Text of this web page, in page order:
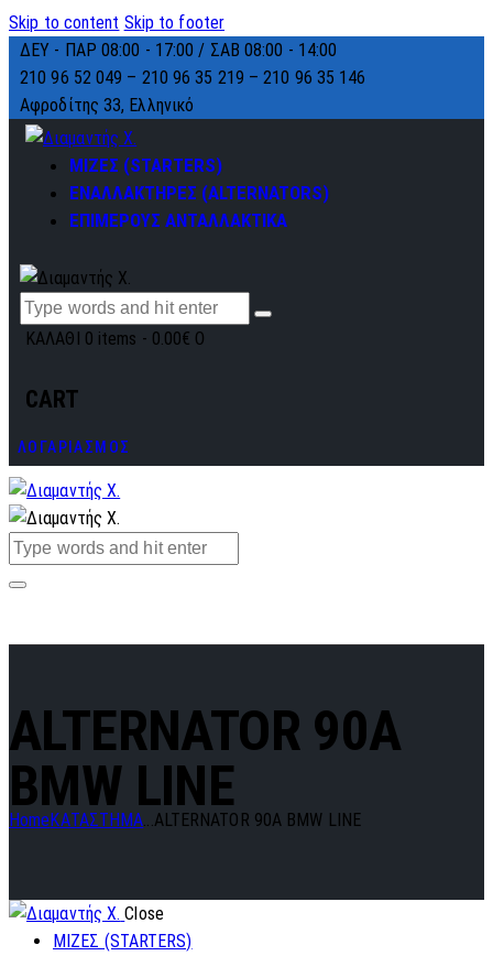
Skip to content Skip to footer
ΔΕΥ - ΠΑΡ 08:00 - 17:00 / ΣΑΒ 08:00 - 14:00
210 96 52 049 – 210 96 35 219 –210 96 35 146
Αφροδίτης 33, Ελληνικό
ΜΙΖΕΣ (STARTERS)
ΕΝΑΛΛΑΚΤΗΡΕΣ (ALTERNATORS)
ΕΠΙΜΕΡΟΥΣ ΑΝΤΑΛΛΑΚΤΙΚΑ
ΚΑΛΑΘΙ 0 items - 0.00€ 0
CART
ΛΟΓΑΡΙΑΣΜΟΣ
ALTERNATOR 90A
BMW LINE
Home ΚΑΤΑΣΤΗΜΑ...ALTERNATOR 90A BMW LINE
Close
ΜΙΖΕΣ (STARTERS)